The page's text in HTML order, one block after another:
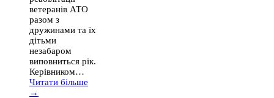
ветеранів АТО
разом з
дружинами та їх
дітьми
незабаром
виповниться рік.
Керівником…
Читати більше
→